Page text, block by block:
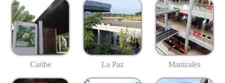
Caribe La Paz Manizales